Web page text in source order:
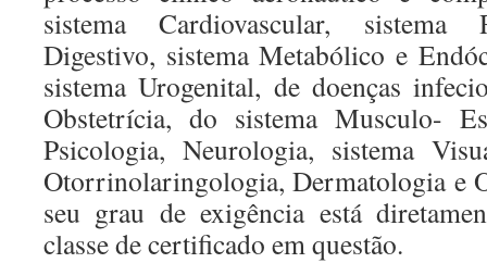
sistema Cardiovascular, sistema
Digestivo, sistema Metabólico e
sistema Urogenital, de doenças
Obstetrícia, do sistema Musculo-
Psicologia, Neurologia, sistema
Otorrinolaringologia, Dermatologia e
seu grau de exigência está
classe de certificado em questão.